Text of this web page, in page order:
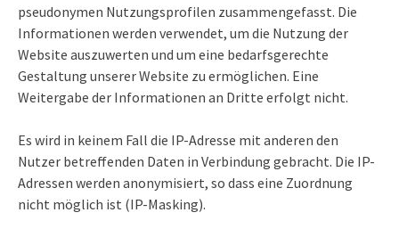
pseudonymen Nutzungsprofilen zusammengefasst. Die
Informationen werden verwendet, um die Nutzung der
Website auszuwerten und um eine bedarfsgerechte
Gestaltung unserer Website zu ermöglichen. Eine
Weitergabe der Informationen an Dritte erfolgt nicht.
Es wird in keinem Fall die IP-Adresse mit anderen den
Nutzer betreffenden Daten in Verbindung gebracht. Die IP-
Adressen werden anonymisiert, so dass eine Zuordnung
nicht möglich ist (IP-Masking).